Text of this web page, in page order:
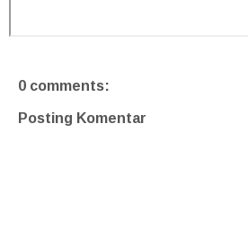
0 comments:
Posting Komentar